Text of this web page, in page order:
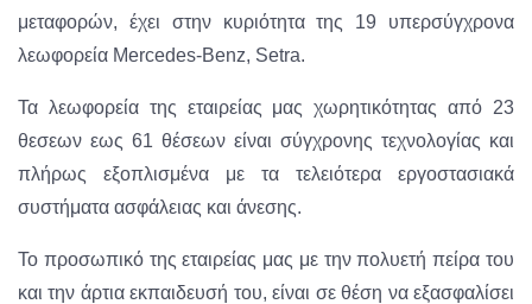
μεταφορών, έχει στην κυριότητα της 19 υπερσύγχρονα
λεωφορεία Mercedes-Benz, Setra.
Τα λεωφορεία της εταιρείας μας χωρητικότητας από 23
θεσεων εως 61 θέσεων είναι σύγχρονης τεχνολογίας και
πλήρως εξοπλισμένα με τα τελειότερα εργοστασιακά
συστήματα ασφάλειας και άνεσης.
Το προσωπικό της εταιρείας μας με την πολυετή πείρα του
και την άρτια εκπαιδευσή του, είναι σε θέση να εξασφαλίσει